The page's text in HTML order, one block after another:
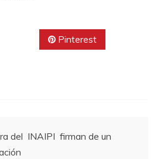
Pinterest
del INAIPI firman de un